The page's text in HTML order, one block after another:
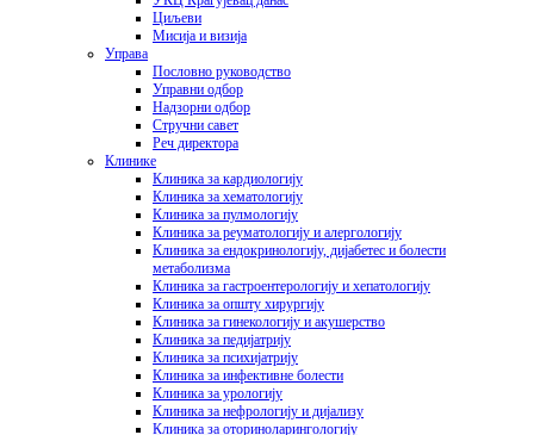
Циљеви
Мисија и визија
Управа
Пословно руководство
Управни одбор
Надзорни одбор
Стручни савет
Реч директора
Клинике
Клиника за кардиологију
Клиника за хематологију
Клиника за пулмологију
Клиника за реуматологију и алергологију
Клиника за ендокринологију, дијабетес и болести
метаболизма
Клиника за гастроентерологију и хепатологију
Клиника за општу хирургију
Клиника за гинекологију и акушерство
Клиника за педијатрију
Клиника за психијатрију
Клиника за инфективне болести
Клиника за урологију
Клиника за нефрологију и дијализу
Клиника за оториноларингологију